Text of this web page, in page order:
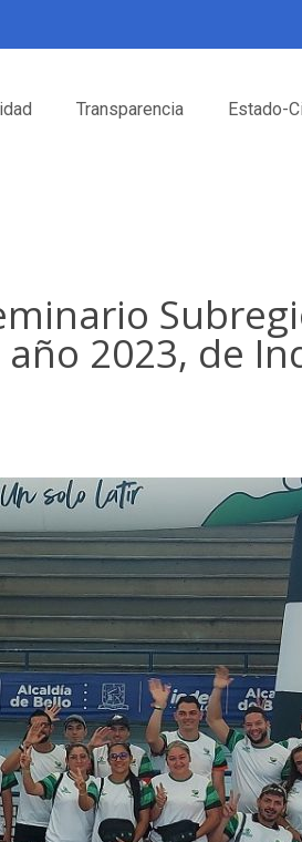
Transparencia Estado-
2023, de